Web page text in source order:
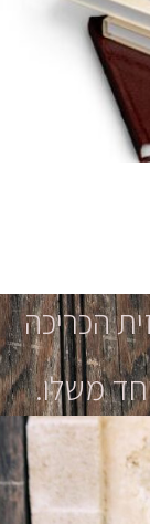
הכריכה
משלו.